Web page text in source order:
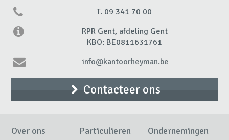
T. 09 341 70 00
RPR Gent, afdeling Gent
KBO: BE0811631761
info@kantoorheyman.be
Contacteer ons
Over ons Particulieren Ondernemingen